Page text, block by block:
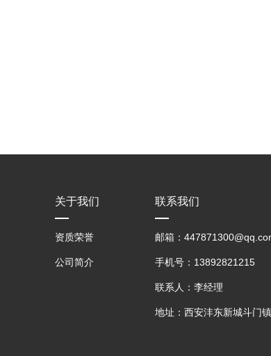
关于我们
资质荣誉
公司简介
联系我们
邮箱：
手机号：13892821215
联系人：李经理
地址：西安沣东新城斗门